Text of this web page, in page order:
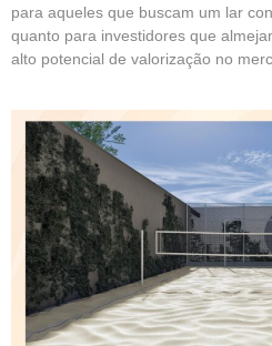
para aqueles que buscam um lar
quanto para investidores que
alto potencial de valorização no